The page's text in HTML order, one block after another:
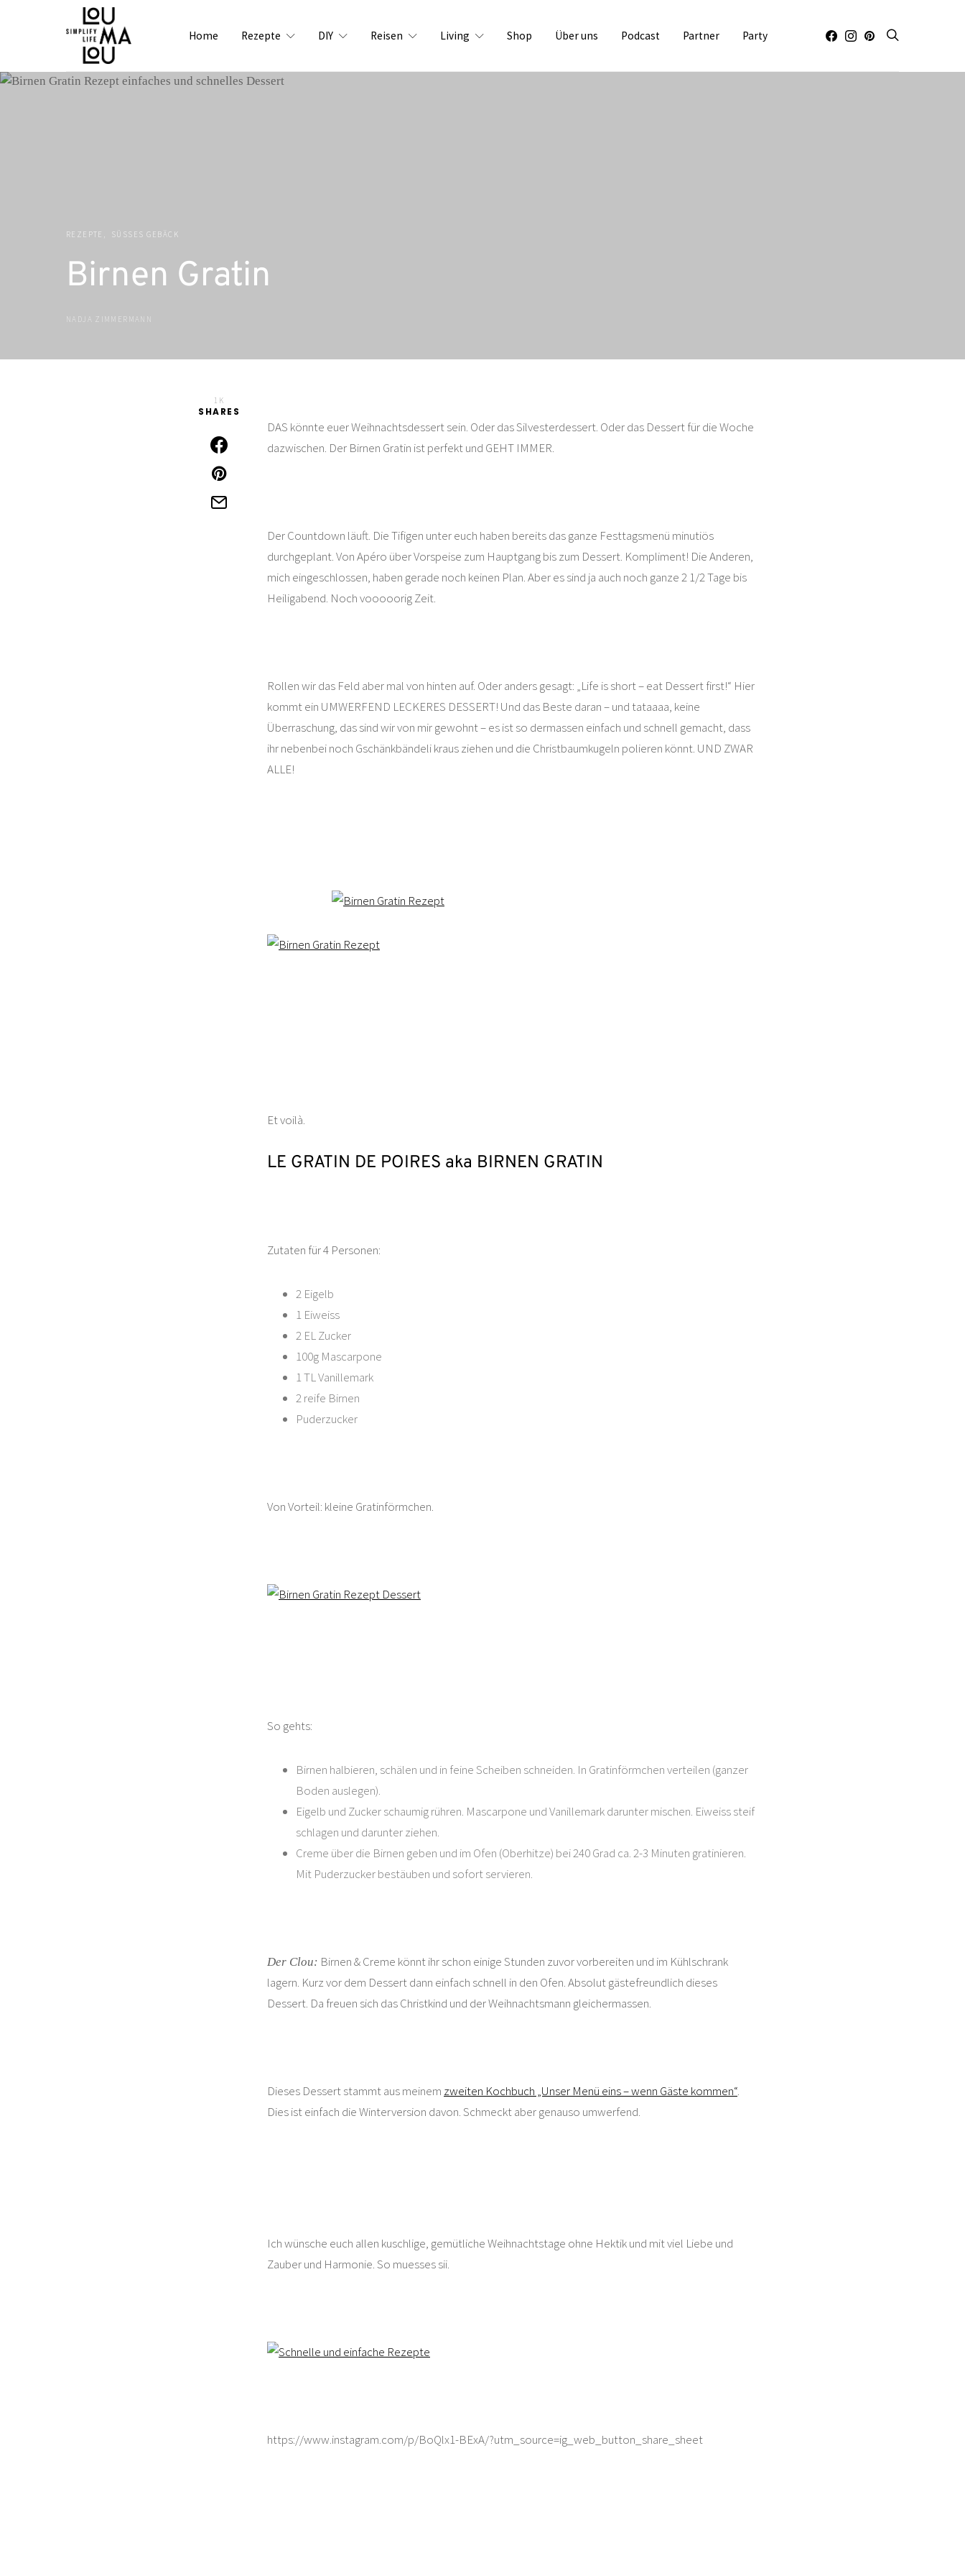
Home Rezepte DIY Reisen Living Shop Über uns Podcast Partner Party
REZEPTE SÜSSES GEBÄCK
Birnen Gratin
NADJA ZIMMERMANN
1K
SHARES
DAS könnte euer Weihnachtsdessert sein. Oder das Silvesterdessert. Oder das Dessert für die Woche
dazwischen. Der Birnen Gratin ist perfekt und GEHT IMMER.
Der Countdown läuft. Die Tifigen unter euch haben bereits das ganze Festtagsmenü minutiös
durchgeplant. Von Apéro über Vorspeise zum Hauptgang bis zum Dessert. Kompliment! Die Anderen,
mich eingeschlossen, haben gerade noch keinen Plan. Aber es sind ja auch noch ganze 2 1/2 Tage bis
Heiligabend. Noch vooooorig Zeit.
Rollen wir das Feld aber mal von hinten auf. Oder anders gesagt: „Life is short – eat Dessert first!“ Hier
kommt ein UMWERFEND LECKERES DESSERT! Und das Beste daran – und tataaaa, keine
Überraschung, das sind wir von mir gewohnt – es ist so dermassen einfach und schnell gemacht, dass
ihr nebenbei noch Gschänkbändeli kraus ziehen und die Christbaumkugeln polieren könnt. UND ZWAR
ALLE!
Et voilà.
LE GRATIN DE POIRES aka BIRNEN GRATIN
Zutaten für 4 Personen:
2 Eigelb
1 Eiweiss
2 EL Zucker
100g Mascarpone
1 TL Vanillemark
2 reife Birnen
Puderzucker
Von Vorteil: kleine Gratinförmchen.
So gehts:
Birnen halbieren, schälen und in feine Scheiben schneiden. In Gratinförmchen verteilen (ganzer
Boden auslegen).
Eigelb und Zucker schaumig rühren. Mascarpone und Vanillemark darunter mischen. Eiweiss steif
schlagen und darunter ziehen.
Creme über die Birnen geben und im Ofen (Oberhitze) bei 240 Grad ca. 2-3 Minuten gratinieren.
Mit Puderzucker bestäuben und sofort servieren.
Der Clou: Birnen & Creme könnt ihr schon einige Stunden zuvor vorbereiten und im Kühlschrank
lagern. Kurz vor dem Dessert dann einfach schnell in den Ofen. Absolut gästefreundlich dieses
Dessert. Da freuen sich das Christkind und der Weihnachtsmann gleichermassen.
Dieses Dessert stammt aus meinem zweiten Kochbuch „Unser Menü eins – wenn Gäste kommen“.
Dies ist einfach die Winterversion davon. Schmeckt aber genauso umwerfend.
Ich wünsche euch allen kuschlige, gemütliche Weihnachtstage ohne Hektik und mit viel Liebe und
Zauber und Harmonie. So muesses sii.
https://www.instagram.com/p/BoQlx1-BExA/?utm_source=ig_web_button_share_sheet